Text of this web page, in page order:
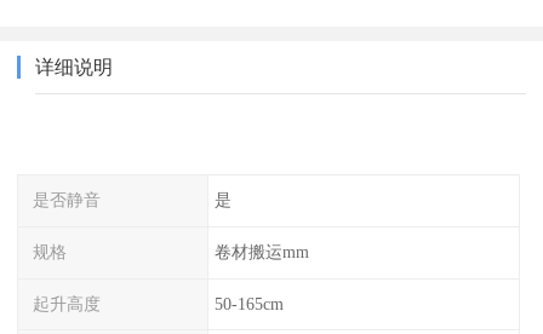
详细说明
是否静音 是
规格 卷材搬运mm
起升高度 50-165cm